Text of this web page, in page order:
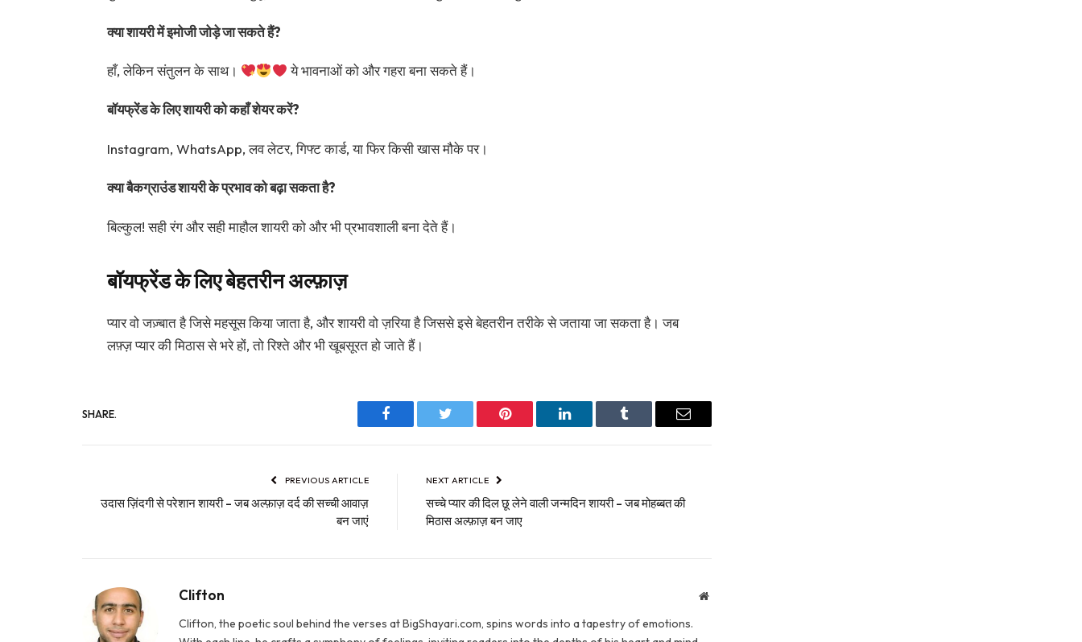
क्या शायरी में इमोजी जोड़े जा सकते हैं?
हाँ, लेकिन संतुलन के साथ। ये भावनाओं को और गहरा बना सकते हैं।
बॉयफ्रेंड के लिए शायरी को कहाँ शेयर करें?
Instagram, WhatsApp, लव लेटर, गिफ्ट कार्ड, या फिर किसी खास मौके पर।
क्या बैकग्राउंड शायरी के प्रभाव को बढ़ा सकता है?
बिल्कुल! सही रंग और सही माहौल शायरी को और भी प्रभावशाली बना देते हैं।
बॉयफ्रेंड के लिए बेहतरीन अल्फ़ाज़
प्यार वो जज़्बात है जिसे महसूस किया जाता है, और शायरी वो ज़रिया है जिससे इसे बेहतरीन तरीके से जताया जा सकता है। जब
लफ़्ज़ प्यार की मिठास से भरे हों, तो रिश्ते और भी खूबसूरत हो जाते हैं।
SHARE.
Facebook Twitter Pinterest LinkedIn Tumblr Email
PREVIOUS ARTICLE
उदास ज़िंदगी से परेशान शायरी – जब अल्फ़ाज़ दर्द की सच्ची आवाज़
बन जाएं
NEXT ARTICLE
सच्चे प्यार की दिल छू लेने वाली जन्मदिन शायरी – जब मोहब्बत की
मिठास अल्फ़ाज़ बन जाए
Clifton Website
Clifton, the poetic soul behind the verses at BigShayari.com, spins words into a tapestry of emotions.